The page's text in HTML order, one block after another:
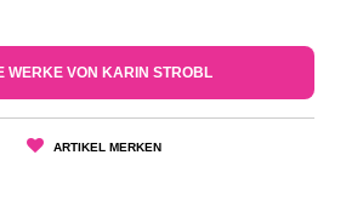
WERKE VON KARIN STROBL
ARTIKEL MERKEN